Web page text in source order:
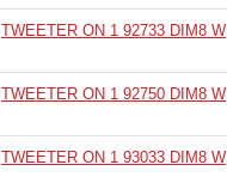
TWEETER ON 1 92733 DIM8 W
TWEETER ON 1 92750 DIM8 W
TWEETER ON 1 93033 DIM8 W